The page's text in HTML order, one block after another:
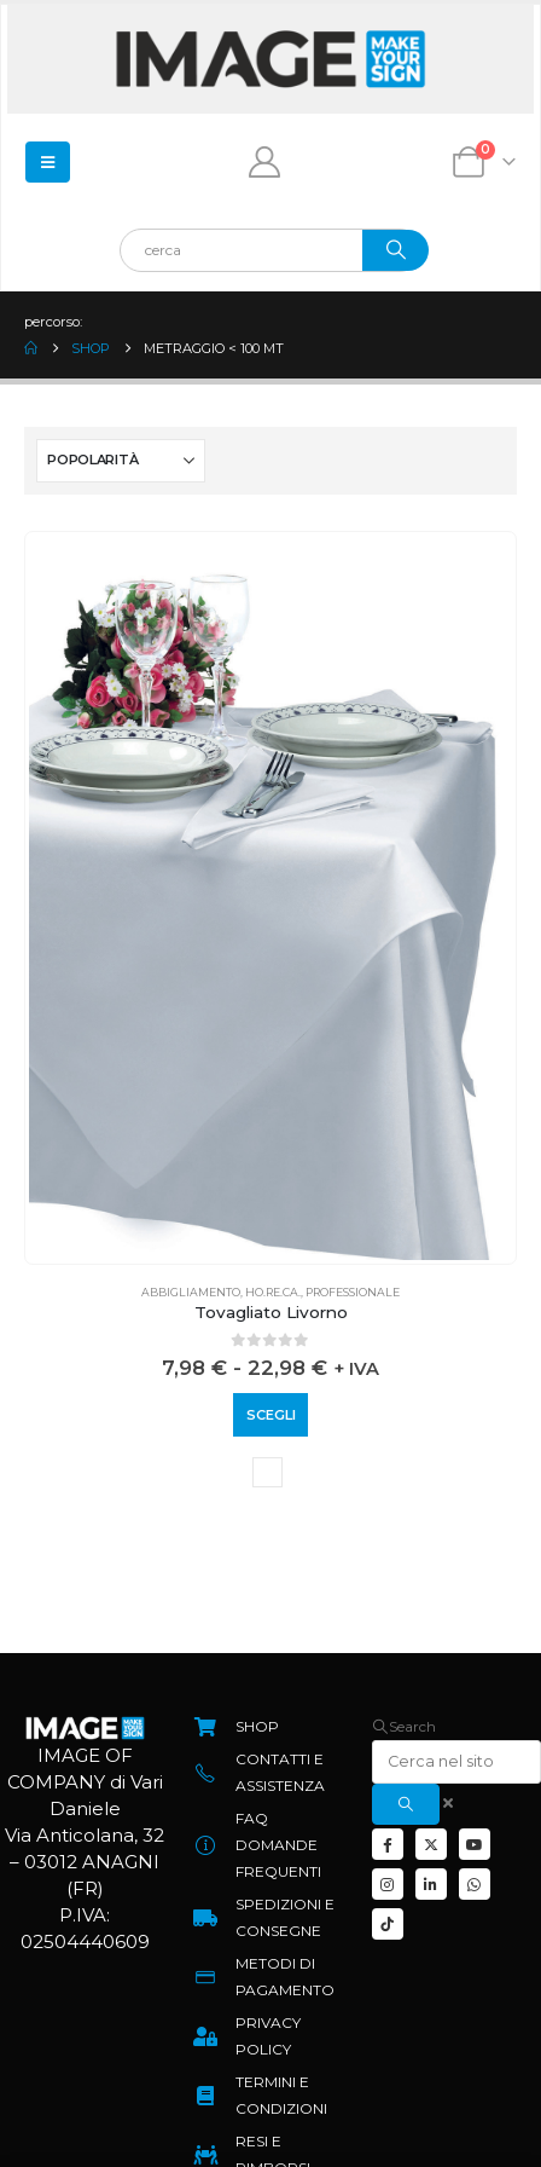
0
percorso:
SHOP
METRAGGIO < 100 MT
ABBIGLIAMENTO, HO.RE.CA., PROFESSIONALE
Tovagliato Livorno
out of 5
7,98 € - 22,98 € + IVA
SCEGLI
IMAGE OF
COMPANY di Vari
Daniele
Via Anticolana, 32
– 03012 ANAGNI
(FR)
P.IVA:
02504440609
SHOP
CONTATTI E
ASSISTENZA
FAQ
DOMANDE
FREQUENTI
SPEDIZIONI E
CONSEGNE
METODI DI
PAGAMENTO
PRIVACY
POLICY
TERMINI E
CONDIZIONI
RESI E
Search